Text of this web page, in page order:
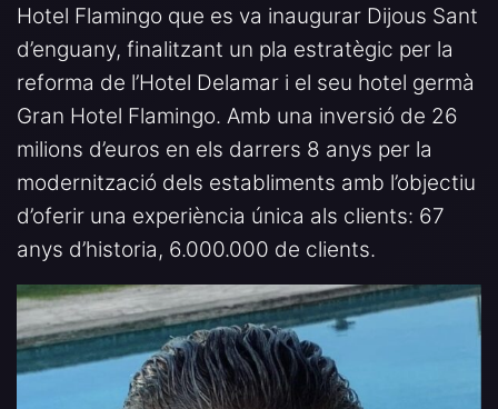
Hotel Flamingo que es va inaugurar Dijous Sant
d’enguany, finalitzant un pla estratègic per la
reforma de l’Hotel Delamar i el seu hotel germà
Gran Hotel Flamingo. Amb una inversió de 26
milions d’euros en els darrers 8 anys per la
modernització dels establiments amb l’objectiu
d’oferir una experiència única als clients: 67
anys d’historia, 6.000.000 de clients.